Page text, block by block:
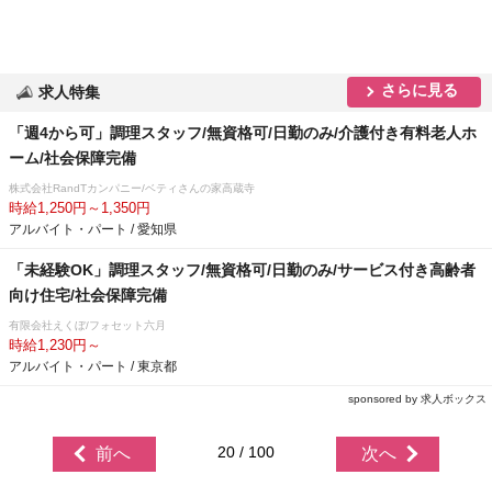
求人特集 さらに見る
「週4から可」調理スタッフ/無資格可/日勤のみ/介護付き有料老人ホ
ーム/社会保障完備
株式会社RandTカンパニー/ベティさんの家高蔵寺
時給1,250円～1,350円
アルバイト・パート / 愛知県
「未経験OK」調理スタッフ/無資格可/日勤のみ/サービス付き高齢者
向け住宅/社会保障完備
有限会社えくぼ/フォセット六月
時給1,230円～
アルバイト・パート / 東京都
sponsored by 求人ボックス
前へ 20 / 100 次へ